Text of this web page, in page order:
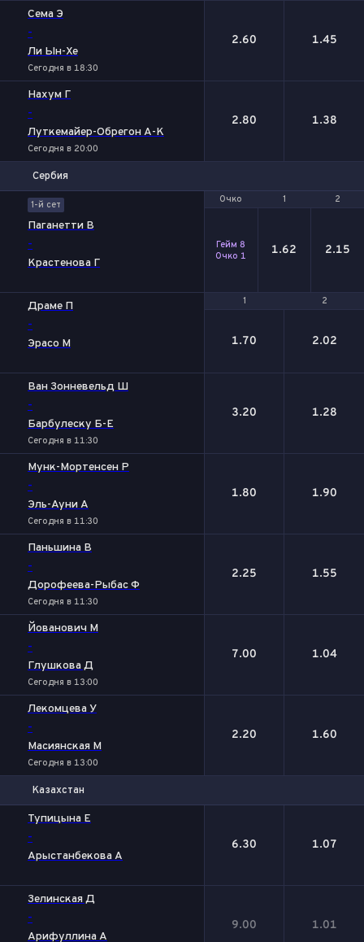
Сема Э
-
Ли Ын-Хе
Сегодня в 18:30
2.60 1.45
Нахум Г
-
Луткемайер-Обрегон А-К
Сегодня в 20:00
2.80 1.38
Сербия
Очко 1 2
1-й сет
Паганетти В
-
Крастенова Г
Очко 1 2
Гейм 8
Очко 1
1.62 2.15
1 2
Драме П
-
Эрасо М
1 2
1.70 2.02
Ван Зонневельд Ш
-
Барбулеску Б-Е
Сегодня в 11:30
3.20 1.28
Мунк-Мортенсен Р
-
Эль-Ауни А
Сегодня в 11:30
1.80 1.90
Паньшина В
-
Дорофеева-Рыбас Ф
Сегодня в 11:30
2.25 1.55
Йованович М
-
Глушкова Д
Сегодня в 13:00
7.00 1.04
Лекомцева У
-
Масиянская М
Сегодня в 13:00
2.20 1.60
Казахстан
Тупицына Е
-
Арыстанбекова А
6.30 1.07
Зелинская Д
-
Арифуллина А
9.00 1.01